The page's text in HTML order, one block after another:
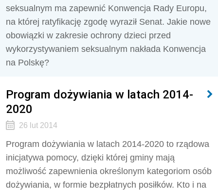
seksualnym ma zapewnić Konwencja Rady Europu,
na której ratyfikację zgodę wyraził Senat. Jakie nowe
obowiązki w zakresie ochrony dzieci przed
wykorzystywaniem seksualnym nakłada Konwencja
na Polskę?
Program dożywiania w latach 2014-
2020
26 lut 2014
Program dożywiania w latach 2014-2020 to rządowa
inicjatywa pomocy, dzięki której gminy mają
możliwość zapewnienia określonym kategoriom osób
dożywiania, w formie bezpłatnych posiłków. Kto i na